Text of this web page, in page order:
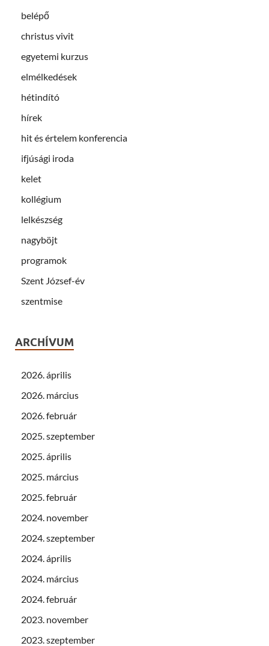
belépő
christus vivit
egyetemi kurzus
elmélkedések
hétindító
hírek
hit és értelem konferencia
ifjúsági iroda
kelet
kollégium
lelkészség
nagyböjt
programok
Szent József-év
szentmise
ARCHÍVUM
2026. április
2026. március
2026. február
2025. szeptember
2025. április
2025. március
2025. február
2024. november
2024. szeptember
2024. április
2024. március
2024. február
2023. november
2023. szeptember